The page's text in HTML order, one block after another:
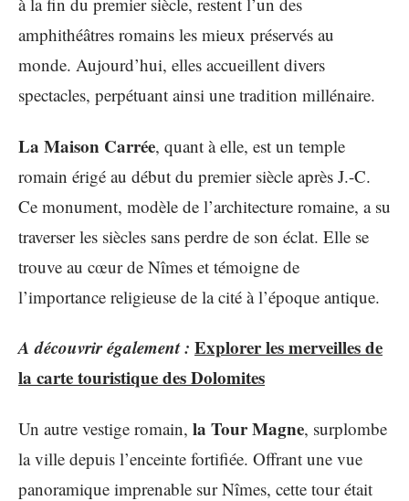
amphithéâtres romains les mieux préservés au
monde. Aujourd’hui, elles accueillent divers
spectacles, perpétuant ainsi une tradition millénaire.
La Maison Carrée, quant à elle, est un temple
romain érigé au début du premier siècle après J.-C.
Ce monument, modèle de l’architecture romaine, a su
traverser les siècles sans perdre de son éclat. Elle se
trouve au cœur de Nîmes et témoigne de
l’importance religieuse de la cité à l’époque antique.
A découvrir également : Explorer les merveilles de
la carte touristique des Dolomites
Un autre vestige romain, la Tour Magne, surplombe
la ville depuis l’enceinte fortifiée. Offrant une vue
panoramique imprenable sur Nîmes, cette tour était